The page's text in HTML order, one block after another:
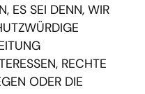
ES SEI DENN, WIR
RECHTE
ODER DIE